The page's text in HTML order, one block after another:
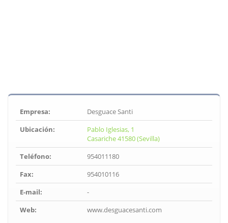
Empresa:
Desguace Santi
Ubicación:
Pablo Iglesias, 1
Casariche 41580 (Sevilla)
Teléfono:
954011180
Fax:
954010116
E-mail:
-
Web:
www.desguacesanti.com